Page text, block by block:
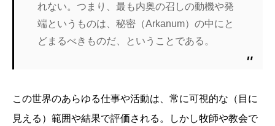
れない。つまり、最も内奥の召しの動機や発
端というものは、秘密（Arkanum）の中にと
どまるべきものだ、ということである。
この世界のあらゆる仕事や活動は、常に可視的な（目に
見える）範囲や結果で評価される。しかし牧師や教会で